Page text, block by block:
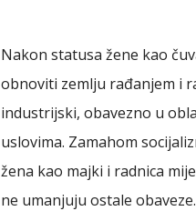
Nakon statusa žene kao
obnoviti zemlju rađanjem i
industrijski, obavezno u
uslovima. Zamahom
žena kao majki i radnica
ne umanjuju ostale